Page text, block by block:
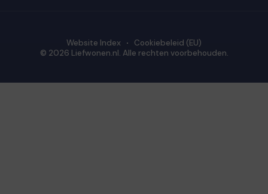
© 2026 Liefwonen.nl. Alle rechten voorbehouden.
Website Index Cookiebeleid (EU)